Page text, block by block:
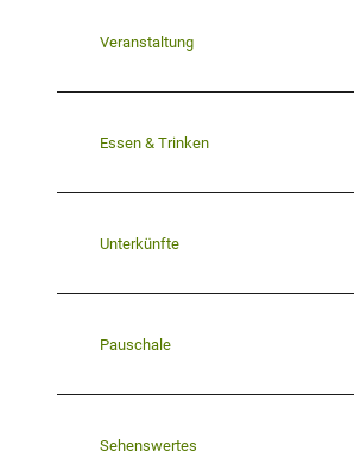
Veranstaltung
Essen & Trinken
Unterkünfte
Pauschale
Sehenswertes